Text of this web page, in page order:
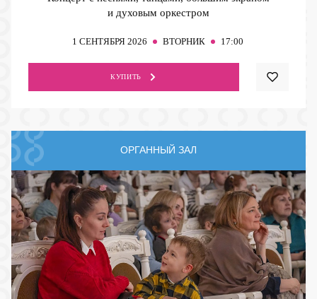
и духовым оркестром
1 СЕНТЯБРЯ 2026 ВТОРНИК 17:00
КУПИТЬ
ОРГАННЫЙ ЗАЛ